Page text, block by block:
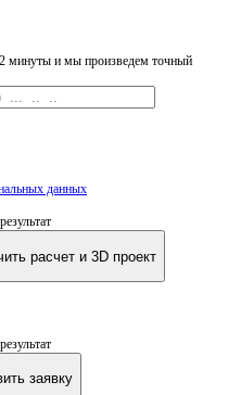
минуты и мы произведем точный
данных
расчет и 3D проект
заявку